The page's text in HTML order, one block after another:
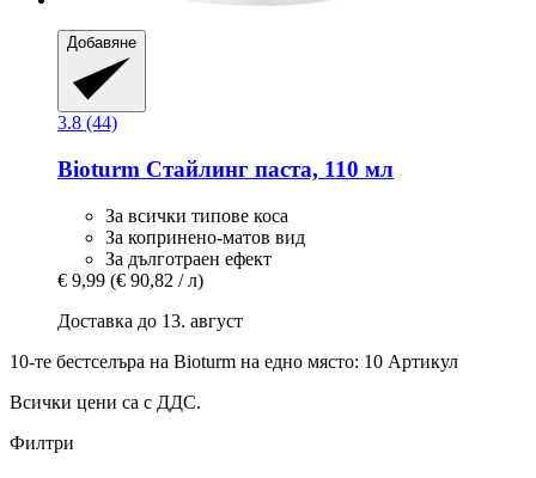
Добавяне
3.8 (44)
Bioturm Стайлинг паста, 110 мл
За всички типове коса
За копринено-матов вид
За дълготраен ефект
€ 9,99 (€ 90,82 / л)
Доставка до 13. август
10-те бестселъра на Bioturm на едно място: 10 Артикул
Всички цени са с ДДС.
Филтри